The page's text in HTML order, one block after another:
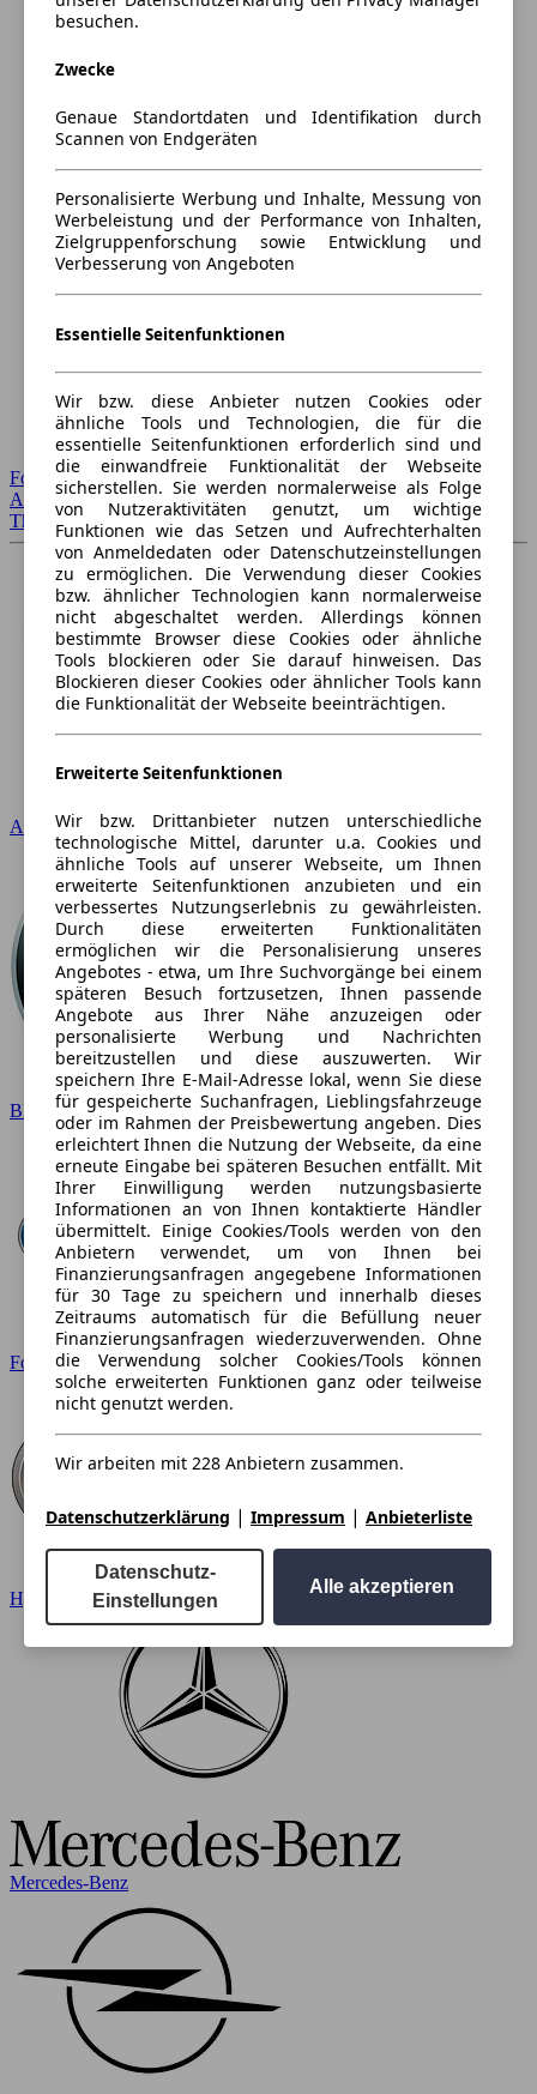
Forum Startseite
Alle Auto-Foren
Themen-Forum
Audi
BMW
Ford
Hyundai
Mercedes-Benz
besuchen.
Zwecke
Genaue Standortdaten und Identifikation durch
Scannen von Endgeräten
Personalisierte Werbung und Inhalte, Messung von
Werbeleistung und der Performance von Inhalten,
Zielgruppenforschung sowie Entwicklung und
Verbesserung von Angeboten
Essentielle Seitenfunktionen
Wir bzw. diese Anbieter nutzen Cookies oder
ähnliche Tools und Technologien, die für die
essentielle Seitenfunktionen erforderlich sind und
die einwandfreie Funktionalität der Webseite
sicherstellen. Sie werden normalerweise als Folge
von Nutzeraktivitäten genutzt, um wichtige
Funktionen wie das Setzen und Aufrechterhalten
von Anmeldedaten oder Datenschutzeinstellungen
zu ermöglichen. Die Verwendung dieser Cookies
bzw. ähnlicher Technologien kann normalerweise
nicht abgeschaltet werden. Allerdings können
bestimmte Browser diese Cookies oder ähnliche
Tools blockieren oder Sie darauf hinweisen. Das
Blockieren dieser Cookies oder ähnlicher Tools kann
die Funktionalität der Webseite beeinträchtigen.
Erweiterte Seitenfunktionen
Wir bzw. Drittanbieter nutzen unterschiedliche
technologische Mittel, darunter u.a. Cookies und
ähnliche Tools auf unserer Webseite, um Ihnen
erweiterte Seitenfunktionen anzubieten und ein
verbessertes Nutzungserlebnis zu gewährleisten.
Durch diese erweiterten Funktionalitäten
ermöglichen wir die Personalisierung unseres
Angebotes - etwa, um Ihre Suchvorgänge bei einem
späteren Besuch fortzusetzen, Ihnen passende
Angebote aus Ihrer Nähe anzuzeigen oder
personalisierte Werbung und Nachrichten
bereitzustellen und diese auszuwerten. Wir
speichern Ihre E-Mail-Adresse lokal, wenn Sie diese
für gespeicherte Suchanfragen, Lieblingsfahrzeuge
oder im Rahmen der Preisbewertung angeben. Dies
erleichtert Ihnen die Nutzung der Webseite, da eine
erneute Eingabe bei späteren Besuchen entfällt. Mit
Ihrer Einwilligung werden nutzungsbasierte
Informationen an von Ihnen kontaktierte Händler
übermittelt. Einige Cookies/Tools werden von den
Anbietern verwendet, um von Ihnen bei
Finanzierungsanfragen angegebene Informationen
für 30 Tage zu speichern und innerhalb dieses
Zeitraums automatisch für die Befüllung neuer
Finanzierungsanfragen wiederzuverwenden. Ohne
die Verwendung solcher Cookies/Tools können
solche erweiterten Funktionen ganz oder teilweise
nicht genutzt werden.
Wir arbeiten mit 228 Anbietern zusammen.
Datenschutzerklärung | Impressum | Anbieterliste
Datenschutz-
Einstellungen
Alle akzeptieren